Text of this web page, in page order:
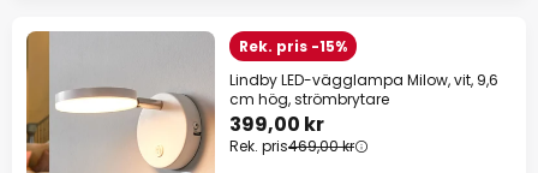
Rek. pris -15%
Lindby LED-vägglampa Milow, vit, 9,6
cm hög, strömbrytare
399,00 kr
Rek. pris469,00 kr